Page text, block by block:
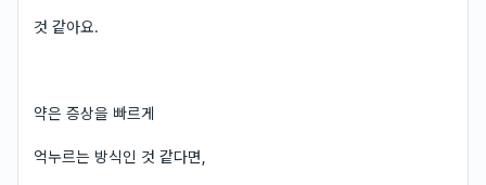
것 같아요.
약은 증상을 빠르게
억누르는 방식인 것 같다면,